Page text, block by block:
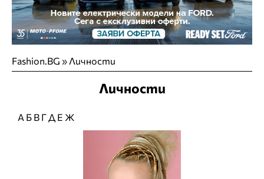
Fashion.BG » Личности
Личности
А Б В ГД Е Ж